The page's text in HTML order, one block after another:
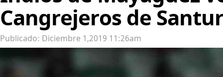
Cangrejeros de
Publicado: Diciembre 1,2019 11:26am